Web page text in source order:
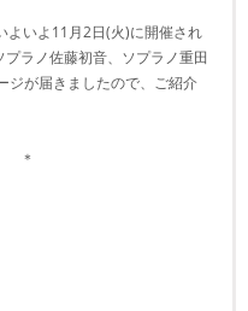
よいよ11月2日(火)に開催され
ラノ佐藤初音、ソプラノ重田
ジが届きましたので、ご紹介